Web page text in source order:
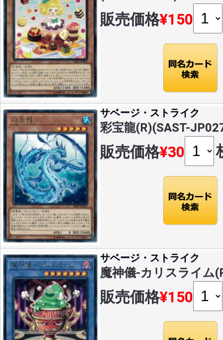
販売価格¥150
サベージ・ストライク
彩宝龍(R)(SAST-
販売価格¥30
サベージ・ストライク
魔神儀-カリスライム
販売価格¥150